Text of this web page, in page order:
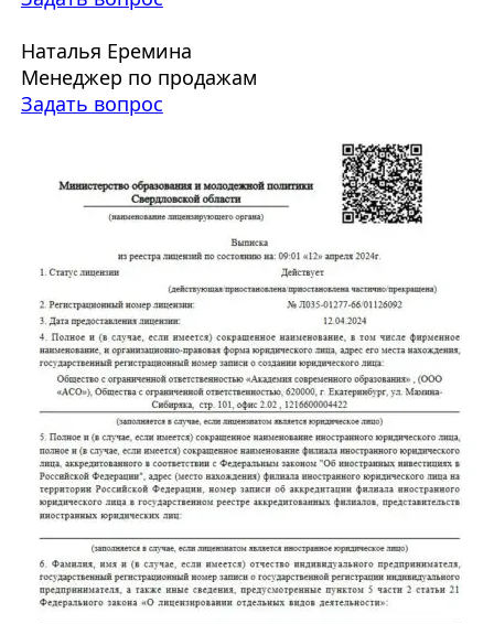
Наталья Еремина
Менеджер по продажам
Задать вопрос